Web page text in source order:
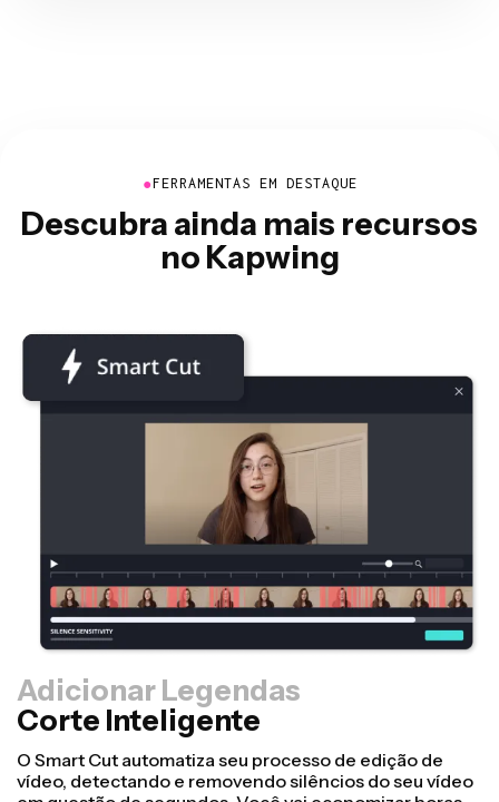
●FERRAMENTAS EM DESTAQUE
Descubra ainda mais recursos
no Kapwing
Adicionar Legendas
Corte Inteligente
O Smart Cut automatiza seu processo de edição de
vídeo, detectando e removendo silêncios do seu vídeo